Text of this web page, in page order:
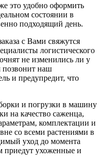
это удобно оформить
состоянии в
подходящий день.
с Вами свяжутся
логистического
не изменились ли у
позвонит наш
и предупредит, что
и погрузки в машину
на качество саженца,
комплектации и
со всеми растениями в
уход до момента
приедут ухоженные и